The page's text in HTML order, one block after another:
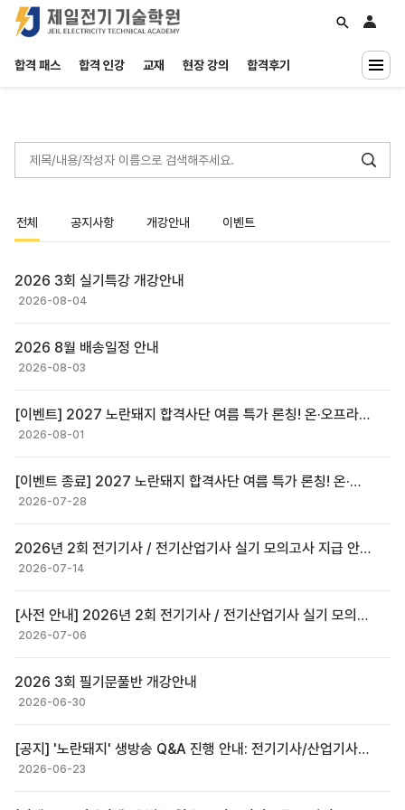
합격 패스 합격 인강 교재 현장 강의 합격후기
INCLASS
전체 공지사항 개강안내 이벤트
2026 3회 실기특강 개강안내
2026-08-04
2026 8월 배송일정 안내
2026-08-03
[이벤트] 2027 노란돼지 합격사단 여름 특가 론칭! 온·오프라인 얼리버드 최대 45% 할인
2026-08-01
[이벤트 종료] 2027 노란돼지 합격사단 여름 특가 론칭! 온·오프라인 얼리버드 최대 50% 할인
2026-07-28
2026년 2회 전기기사 / 전기산업기사 실기 모의고사 지급 안내
2026-07-14
[사전 안내] 2026년 2회 전기기사 / 전기산업기사 실기 모의고사 지급 안내
2026-07-06
2026 3회 필기문풀반 개강안내
2026-06-30
[공지] '노란돼지' 생방송 Q&A 진행 안내: 전기기사/산업기사 무엇이든 물어보세요!(26/06/26 6시)
2026-06-23